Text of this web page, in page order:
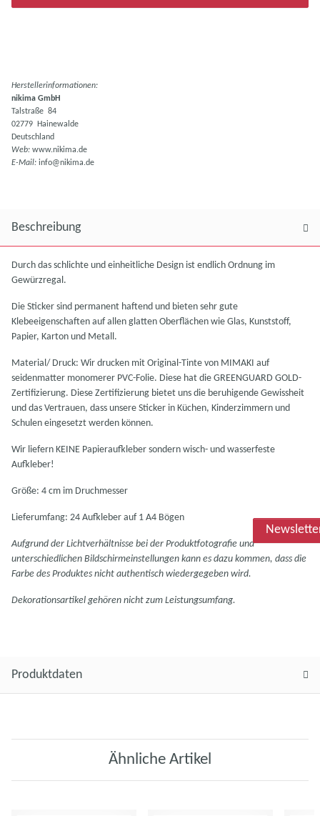
Herstellerinformationen:
nikima GmbH
Talstraße 84
02779 Hainewalde
Deutschland
Web: www.nikima.de
E-Mail: info@nikima.de
Beschreibung
Durch das schlichte und einheitliche Design ist endlich Ordnung im
Gewürzregal.
Die Sticker sind permanent haftend und bieten sehr gute
Klebeeigenschaften auf allen glatten Oberflächen wie Glas, Kunststoff,
Papier, Karton und Metall.
Material/ Druck: Wir drucken mit Original-Tinte von MIMAKI auf
seidenmatter monomerer PVC-Folie. Diese hat die GREENGUARD GOLD-
Zertifizierung. Diese Zertifizierung bietet uns die beruhigende Gewissheit
und das Vertrauen, dass unsere Sticker in Küchen, Kinderzimmern und
Schulen eingesetzt werden können.
Wir liefern KEINE Papieraufkleber sondern wisch- und wasserfeste
Aufkleber!
Größe: 4 cm im Druchmesser
Lieferumfang: 24 Aufkleber auf 1 A4 Bögen
Aufgrund der Lichtverhältnisse bei der Produktfotografie und
unterschiedlichen Bildschirmeinstellungen kann es dazu kommen, dass die
Farbe des Produktes nicht authentisch wiedergegeben wird.
Dekorationsartikel gehören nicht zum Leistungsumfang.
Produktdaten
Ähnliche Artikel